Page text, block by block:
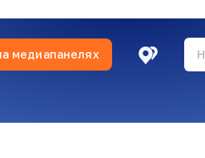
медиапанелях
случай блокировки Telegram: